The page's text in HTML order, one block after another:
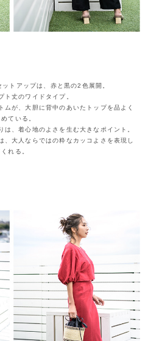
トアップは、赤と黒の2色展開。
ト丈のワイドタイプ。
が、大胆に背中のあいたトップを品よく
めている。
は、着心地のよさを生む大きなポイント。
大人ならではの粋なカッコよさを表現し
れる。